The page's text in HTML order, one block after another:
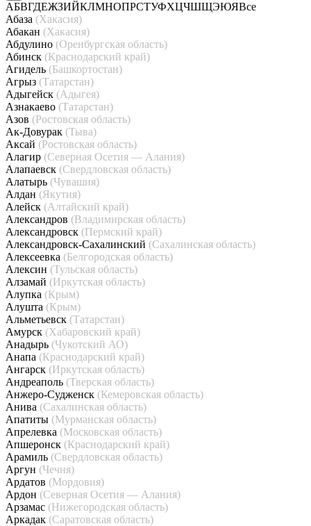
АБВГДЕЖЗИЙКЛМНОПРСТУФХЦЧШЩЭЮЯВсе
Абаза (Хакасия)
Абакан (Хакасия)
Абдулино (Оренбургская область)
Абинск (Краснодарский край)
Агидель (Башкортостан)
Агрыз (Татарстан)
Адыгейск (Адыгея)
Азнакаево (Татарстан)
Азов (Ростовская область)
Ак-Довурак (Тыва)
Аксай (Ростовская область)
Алагир (Северная Осетия — Алания)
Алапаевск (Свердловская область)
Алатырь (Чувашия)
Алдан (Якутия)
Алейск (Алтайский край)
Александров (Владимирская область)
Александровск (Пермский край)
Александровск-Сахалинский (Сахалинская область)
Алексеевка (Белгородская область)
Алексин (Тульская область)
Алзамай (Иркутская область)
Алупка (Крым)
Алушта (Крым)
Альметьевск (Татарстан)
Амурск (Хабаровский край)
Анадырь (Чукотский АО)
Анапа (Краснодарский край)
Ангарск (Иркутская область)
Андреаполь (Тверская область)
Анжеро-Судженск (Кемеровская область)
Анива (Сахалинская область)
Апатиты (Мурманская область)
Апрелевка (Московская область)
Апшеронск (Краснодарский край)
Арамиль (Свердловская область)
Аргун (Чечня)
Ардатов (Мордовия)
Ардон (Северная Осетия — Алания)
Арзамас (Нижегородская область)
Аркадак (Саратовская область)